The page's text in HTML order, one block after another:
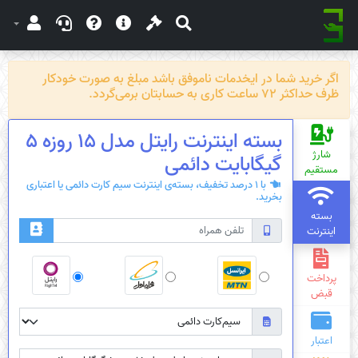
اگر خرید شما در ایخدمات ناموفق باشد مبلغ به صورت خودکار
ظرف حداکثر 72 ساعت کاری به حسابتان برمی‌گردد.
شارژ
مستقیم
بسته
اینترنت
پرداخت
قبض
اعتبار
بسته اینترنت رایتل مدل 15 روزه 5
گیگابایت دائمی
با 1 درصد تخفیف، بسته‌ی اینترنت سیم کارت دائمی یا اعتباری
بخرید.